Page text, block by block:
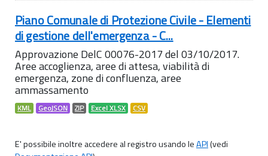
Piano Comunale di Protezione Civile - Elementi
di gestione dell'emergenza - C...
Approvazione DelC 00076-2017 del 03/10/2017.
Aree accoglienza, aree di attesa, viabilità di
emergenza, zone di confluenza, aree
ammassamento
KML GeoJSON ZIP Excel XLSX CSV
E' possibile inoltre accedere al registro usando leAPI(vedi